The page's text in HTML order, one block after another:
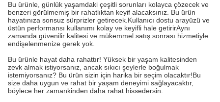
Bu ürünle, günlük yaşamdaki çeşitli sorunları kolayca çözecek ve
benzeri görülmemiş bir rahatlıktan keyif alacaksınız. Bu ürün
hayatınıza sonsuz sürprizler getirecek.Kullanıcı dostu arayüzü ve
üstün performansı kullanımı kolay ve keyifli hale getirirAynı
zamanda güvenilir kalitesi ve mükemmel satış sonrası hizmetiyle
endişelenmenize gerek yok.
Bu ürünle hayat daha rahattır! Yüksek bir yaşam kalitesinden
zevk almak istiyorsanız, ancak sıkıcı şeylerle boğulmak
istemiyorsanız? Bu ürün sizin için harika bir seçim olacaktır!Bu
size daha uygun ve rahat bir yaşam deneyimi sağlayacaktır,
böylece her zamankinden daha rahat hissedersin.